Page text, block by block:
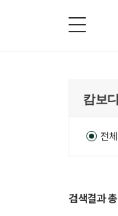
전체
검색결과 총